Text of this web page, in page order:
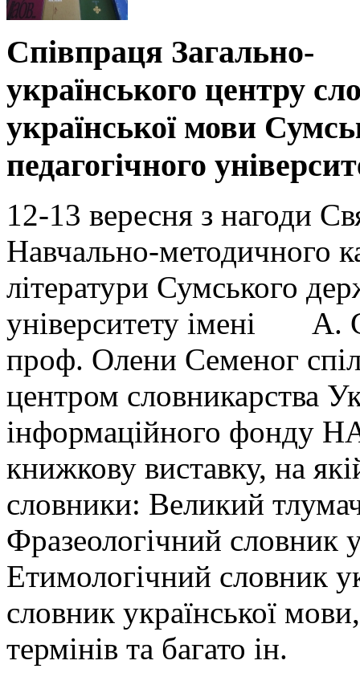
Співпраця Загально-
українського центру
української мови
педагогічного
12-13 вересня з нагоди
Навчально-методичного
літератури Сумського
університету імені А.
проф. Олени Семеног
центром словникарства
інформаційного фонду
книжкову виставку, на
словники: Великий
Фразеологічний словник
Етимологічний словник
словник української
термінів та багато ін.